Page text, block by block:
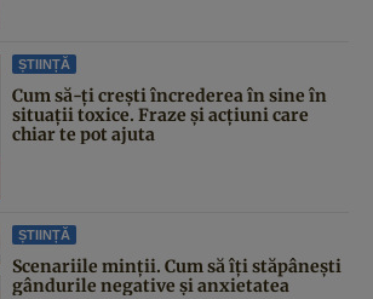
ȘTIINȚĂ
Cum să-ți crești încrederea în sine în
situații toxice. Fraze și acțiuni care
chiar te pot ajuta
ȘTIINȚĂ
Scenariile minții. Cum să îți stăpânești
gândurile negative și anxietatea